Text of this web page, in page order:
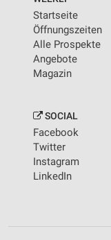
Startseite
Öffnungszeiten
Alle Prospekte
Angebote
Magazin
SOCIAL
Facebook
Twitter
Instagram
LinkedIn